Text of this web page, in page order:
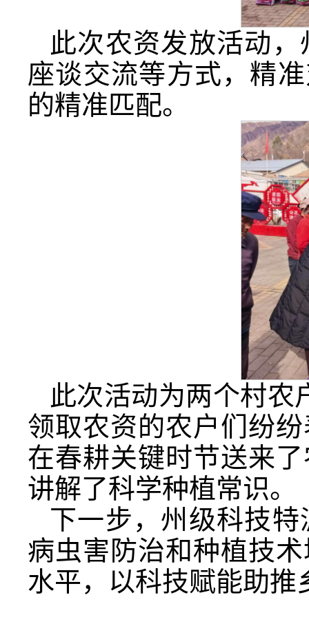
此次农资发放活动
座谈交流等方式，精
的精准匹配。
此次活动为两个村农
领取农资的农户们纷
在春耕关键时节送来
讲解了科学种植常识。
下一步，州级科技
病虫害防治和种植技
水平，以科技赋能助推